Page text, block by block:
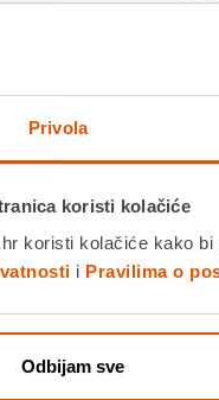
Privola
koristi kolačiće
koristi kolačiće kako
i Pravilima o
Odbijam sve
2 Pro
Switch 2 Pro
GameChat izbornika